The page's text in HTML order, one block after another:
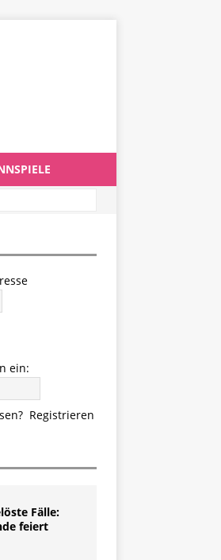
ein:
Registrieren
Fälle:
feiert